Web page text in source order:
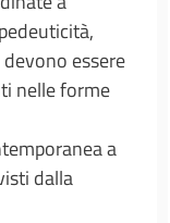
essere
nelle forme
a
dalla